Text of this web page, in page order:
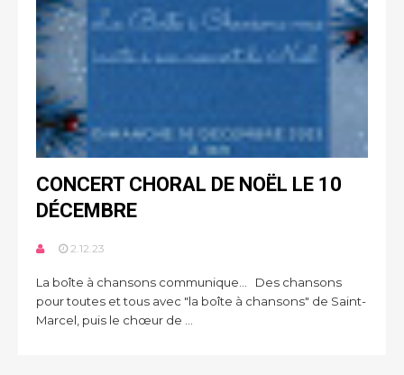
CONCERT CHORAL DE NOËL LE 10
DÉCEMBRE
2.12.23
La boîte à chansons communique... Des chansons
pour toutes et tous avec "la boîte à chansons" de Saint-
Marcel, puis le chœur de ...